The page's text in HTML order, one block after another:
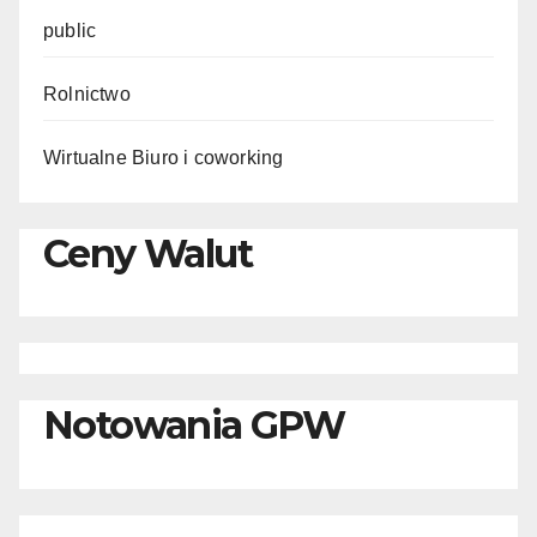
public
Rolnictwo
Wirtualne Biuro i coworking
Ceny Walut
Notowania GPW